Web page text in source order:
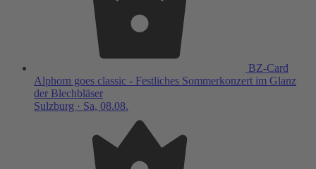
BZ-Card
Alphorn goes classic - Festliches Sommerkonzert im Glanz
der Blechbläser
Sulzburg · Sa, 08.08.